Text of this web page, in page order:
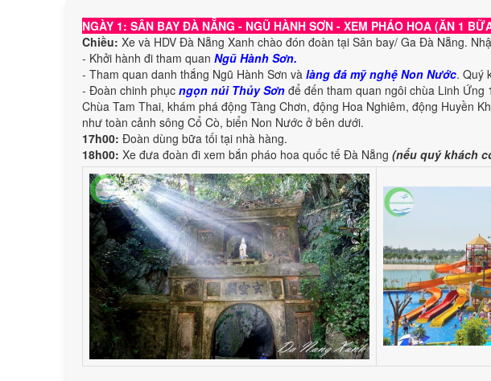
NGÀY 1: SÂN BAY ĐÀ NẴNG - NGŨ HÀNH SƠN - XEM PHÁO HOA (ĂN 1
Chiều: Xe và HDV Đà Nẵng Xanh chào đón đoàn tại Sân bay/ Ga Đà Nẵng.
- Khởi hành đi tham quan Ngũ Hành Sơn.
- Tham quan danh thắng Ngũ Hành Sơn và làng đá mỹ nghệ Non Nước. Quý
- Đoàn chinh phục ngọn núi Thủy Sơn để đến tham quan ngôi chùa Linh
Chùa Tam Thai, khám phá động Tàng Chơn, động Hoa Nghiêm, động Huyền
như toàn cảnh sông Cổ Cò, biển Non Nước ở bên dưới.
17h00: Đoàn dùng bữa tối tại nhà hàng.
18h00: Xe đưa đoàn đi xem bắn pháo hoa quốc tế Đà Nẵng (nếu quý khách